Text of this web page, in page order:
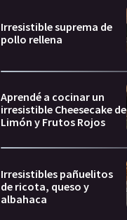
Irresistible suprema de
pollo rellena
Aprendé a cocinar un
irresistible Cheesecake de
Limón y Frutos Rojos
Irresistibles pañuelitos
de ricota, queso y
albahaca